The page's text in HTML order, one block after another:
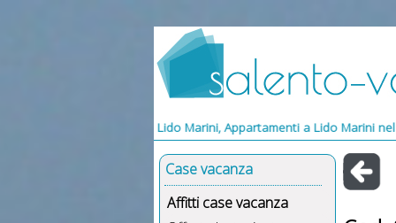
Vacanze Lido Marini, Appartamenti a Lido Marini nel Salento,
Case vacanza
Affitti case vacanza